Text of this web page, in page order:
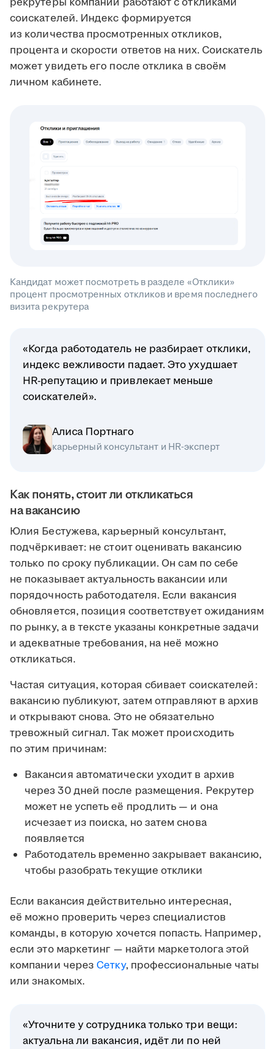
соискателей. Индекс формируется
из количества просмотренных откликов,
процента и скорости ответов на них. Соискатель
может увидеть его после отклика в своём
личном кабинете.
Кандидат может посмотреть в разделе «Отклики»
процент просмотренных откликов и время последнего
визита рекрутера
«Когда работодатель не разбирает отклики,
индекс вежливости падает. Это ухудшает
HR-репутацию и привлекает меньше
соискателей».
Алиса Портнаго
карьерный консультант и HR-эксперт
Как понять, стоит ли откликаться
на вакансию
Юлия Бестужева, карьерный консультант,
подчёркивает: не стоит оценивать вакансию
только по сроку публикации. Он сам по себе
не показывает актуальность вакансии или
порядочность работодателя. Если вакансия
обновляется, позиция соответствует ожиданиям
по рынку, а в тексте указаны конкретные задачи
и адекватные требования, на неё можно
откликаться.
Частая ситуация, которая сбивает соискателей:
вакансию публикуют, затем отправляют в архив
и открывают снова. Это не обязательно
тревожный сигнал. Так может происходить
по этим причинам:
Вакансия автоматически уходит в архив
через 30 дней после размещения. Рекрутер
может не успеть её продлить — и она
исчезает из поиска, но затем снова
появляется
Работодатель временно закрывает вакансию,
чтобы разобрать текущие отклики
Если вакансия действительно интересная,
её можно проверить через специалистов
команды, в которую хочется попасть. Например,
если это маркетинг — найти маркетолога этой
компании через Сетку, профессиональные чаты
или знакомых.
«Уточните у сотрудника только три вещи:
актуальна ли вакансия, идёт ли по ней